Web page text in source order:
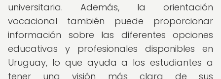
universitaria. Además, la orientación
vocacional también puede proporcionar
información sobre las diferentes opciones
educativas y profesionales disponibles en
Uruguay, lo que ayuda a los estudiantes a
tener una visión más clara de sus